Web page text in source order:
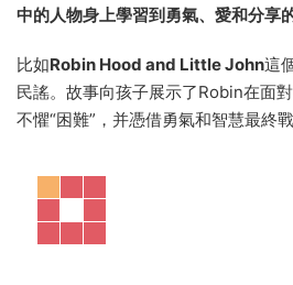
中的人物身上學習到勇氣、愛和分享
比如Robin Hood and Little John這
民謠。故事向孩子展示了Robin在面
不懼“困難”，并憑借勇氣和智慧最終戰